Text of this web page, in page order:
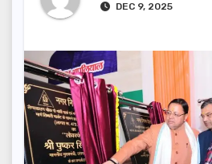
DEC 9, 2025